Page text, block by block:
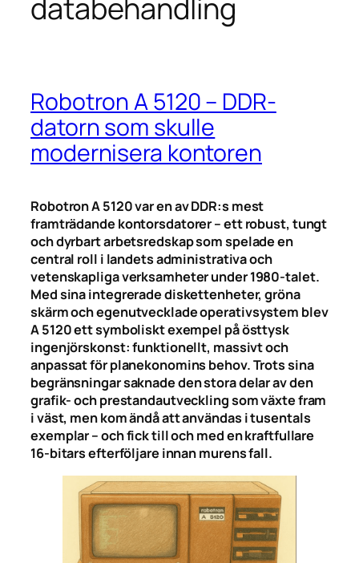
databehandling
Robotron A 5120 – DDR-
datorn som skulle
modernisera kontoren
Robotron A 5120 var en av DDR:s mest
framträdande kontorsdatorer – ett robust, tungt
och dyrbart arbetsredskap som spelade en
central roll i landets administrativa och
vetenskapliga verksamheter under 1980-talet.
Med sina integrerade diskettenheter, gröna
skärm och egenutvecklade operativsystem blev
A 5120 ett symboliskt exempel på östtysk
ingenjörskonst: funktionellt, massivt och
anpassat för planekonomins behov. Trots sina
begränsningar saknade den stora delar av den
grafik- och prestandautveckling som växte fram
i väst, men kom ändå att användas i tusentals
exemplar – och fick till och med en kraftfullare
16-bitars efterföljare innan murens fall.